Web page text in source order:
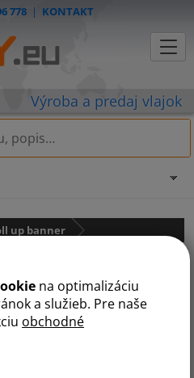
na optimalizáciu
a služieb. Pre naše
obchodné
778| KONTAKT
up banner